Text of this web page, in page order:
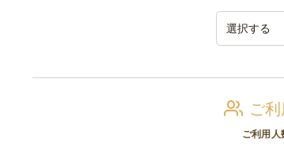
ご
ご利用人